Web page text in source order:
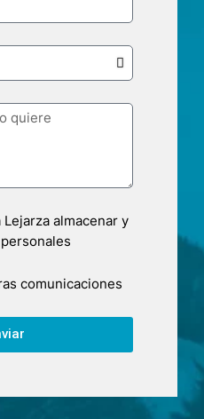
almacenar y
comunicaciones